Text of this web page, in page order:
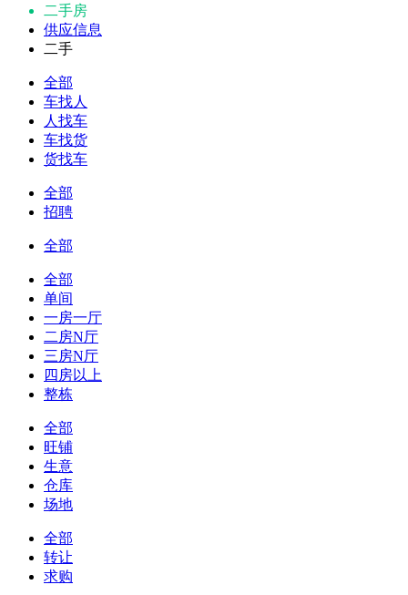
二手房
供应信息
二手
全部
车找人
人找车
车找货
货找车
全部
招聘
全部
全部
单间
一房一厅
二房N厅
三房N厅
四房以上
整栋
全部
旺铺
生意
仓库
场地
全部
转让
求购